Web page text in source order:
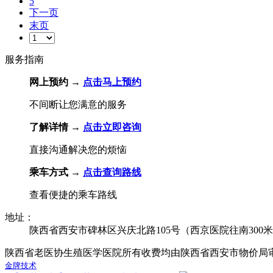
下一页
末页
服务指南
网上预约 → 点击马上预约
不间断让您满意的服务
了解详情 → 点击立即咨询
直接沟通解决您的烦恼
乘车方式 → 点击查询路线
查看便捷的乘车路线
地址：
陕西省西安市碑林区兴庆北路105号（西京医院往南300米
陕西省老医协生殖医学医院所有收费均由陕西省西安市物价局
金牌技术